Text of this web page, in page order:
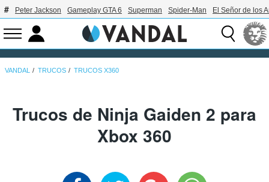
Peter Jackson Gameplay GTA 6 Superman Spider-Man El Señor de los
VANDAL TRUCOS TRUCOS X360
Trucos de Ninja Gaiden 2 para
Xbox 360